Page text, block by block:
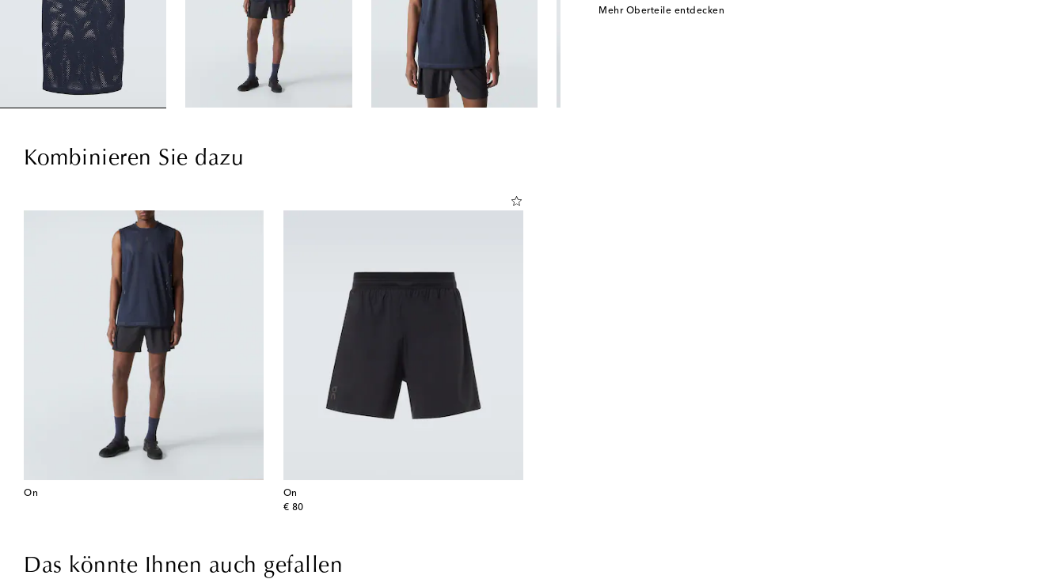
Mehr Oberteile entdecken
Kombinieren Sie dazu
On
On
€ 80
original price
Das könnte Ihnen auch gefallen